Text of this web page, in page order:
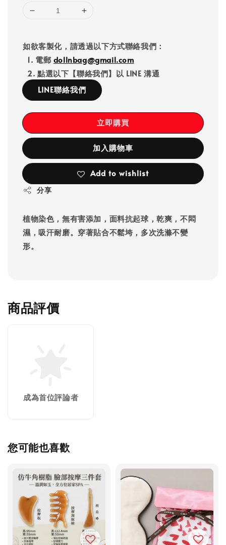
如欲客製化，請透過以下方式聯絡我們：
1. 電郵 dollnbag@gmail.com
2. 點選以下【聯絡我們】以 LINE 溝通
LINE聯絡我們
立即購買
加入購物車
Add to wishlist
分享
植物染色，無有害添加，面料抗起球，乾爽，不悶
濕，吸汗耐磨。穿著貼合不鬆垮，多次洗滌不變
形。
商品評價
成為首位評論者
您可能也喜歡